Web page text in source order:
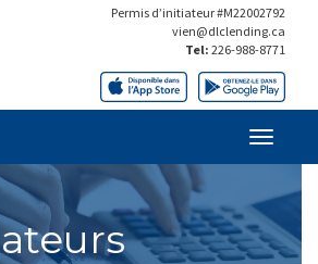
Permis d’initiateur #M22002792
vien@dlclending.ca
Tel: 226-988-8771